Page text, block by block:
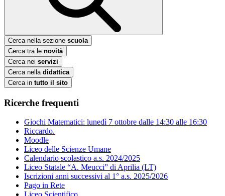
Cerca nella sezione scuola
Cerca tra le novità
Cerca nei servizi
Cerca nella didattica
Cerca in tutto il sito
Ricerche frequenti
Giochi Matematici: lunedì 7 ottobre dalle 14:30 alle 16:30
Riccardo.
Moodle
Liceo delle Scienze Umane
Calendario scolastico a.s. 2024/2025
Liceo Statale “A. Meucci” di Aprilia (LT)
Iscrizioni anni successivi al 1° a.s. 2025/2026
Pago in Rete